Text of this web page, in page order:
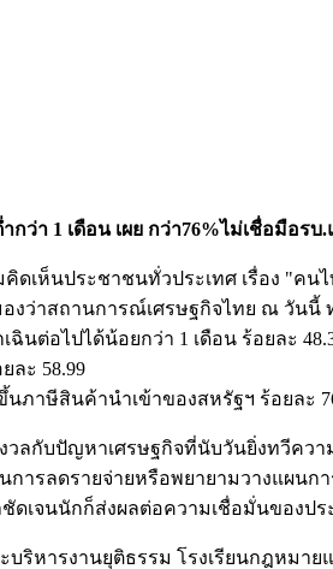
ว่า 1 เดือน เผย กว่า76%ไม่เชื่อมือร
เห็นประชาชนทั่วประเทศ เรื่อง "ค
าสถานการณ์เศรษฐกิจไทย ณ วันนี้
นต่อไปได้น้อยกว่า 1 เดือน ร้อยละ
ละ 58.99
ษีสินค้านำเข้าของสหรัฐฯ ร้อยละ
กับปัญหาเศรษฐกิจที่นับวันยิ่งทวีคว
ารลดรายจ่ายหรือพยายามวางแผนก
ดเจนนักก็ส่งผลต่อความเชื่อมั่นของป
หารงานยุติธรรม โรงเรียนกฎหมาย